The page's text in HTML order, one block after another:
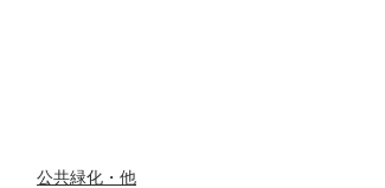
公共緑化・他